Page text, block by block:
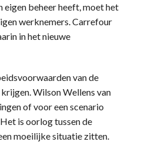
eigen beheer heeft, moet het
werknemers. Carrefour
in het nieuwe
van de
Wilson Wellens van
of voor een scenario
is oorlog tussen de
moeilijke situatie zitten.